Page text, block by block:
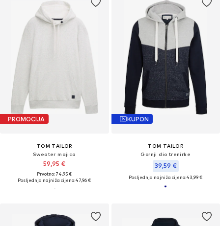
PROMOCIJA
TOM TAILOR
Sweater majica
59,95 €
Prvotno: 74,95 €
Posljednja najniža cijena:47,96 €
KUPON
TOM TAILOR
Gornji dio trenirke
39,59 €
Posljednja najniža cijena:43,99 €